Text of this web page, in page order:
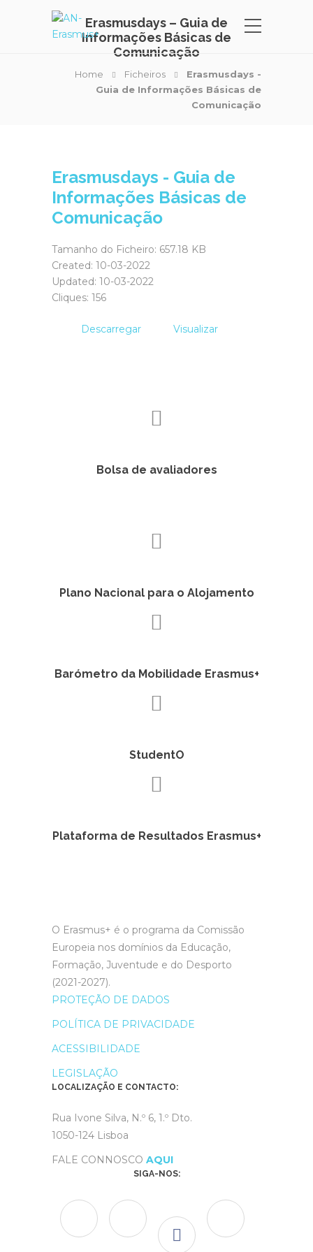
Erasmusdays – Guia de
Informações Básicas de
Comunicação
Home Ficheiros
Erasmusdays -
Guia de Informações Básicas de
Comunicação
Erasmusdays - Guia de
Informações Básicas de
Comunicação
Tamanho do Ficheiro: 657.18 KB
Created: 10-03-2022
Updated: 10-03-2022
Cliques: 156
Descarregar Visualizar
Bolsa de avaliadores
Plano Nacional para o Alojamento
Barómetro da Mobilidade Erasmus+
StudentO
Plataforma de Resultados Erasmus+
O Erasmus+ é o programa da Comissão
Europeia nos domínios da Educação,
Formação, Juventude e do Desporto
(2021-2027).
PROTEÇÃO DE DADOS
POLÍTICA DE PRIVACIDADE
ACESSIBILIDADE
LEGISLAÇÃO
LOCALIZAÇÃO E CONTACTO:
Rua Ivone Silva, N.º 6, 1.º Dto.
1050-124 Lisboa
FALE CONNOSCO AQUI
SIGA-NOS: